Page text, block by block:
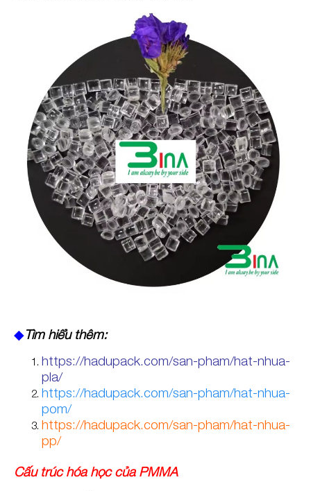
◆Tìm hiểu thêm:
https://hadupack.com/san-pham/hat-nhua-
pla/
https://hadupack.com/san-pham/hat-nhua-
pom/
https://hadupack.com/san-pham/hat-nhua-
pp/
Cấu trúc hóa học của PMMA